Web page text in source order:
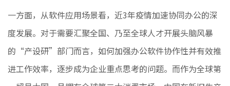
一方面，从软件应用场景看，近3年疫情加速协同办公的深
度发展。对于需要汇聚全国、乃至全球人才开展头脑风暴
的“产设研”部门而言，如何加强办公软件协作性并有效推
进工作效率，逐步成为企业重点思考的问题。而作为全球第